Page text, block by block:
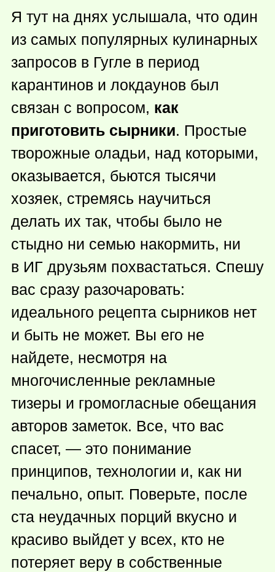
Я тут на днях услышала, что один
из самых популярных кулинарных
запросов в Гугле в период
карантинов и локдаунов был
связан с вопросом, как
приготовить сырники. Простые
творожные оладьи, над которыми,
оказывается, бьются тысячи
хозяек, стремясь научиться
делать их так, чтобы было не
стыдно ни семью накормить, ни
в ИГ друзьям похвастаться. Спешу
вас сразу разочаровать:
идеального рецепта сырников нет
и быть не может. Вы его не
найдете, несмотря на
многочисленные рекламные
тизеры и громогласные обещания
авторов заметок. Все, что вас
спасет, — это понимание
принципов, технологии и, как ни
печально, опыт. Поверьте, после
ста неудачных порций вкусно и
красиво выйдет у всех, кто не
потеряет веру в собственные